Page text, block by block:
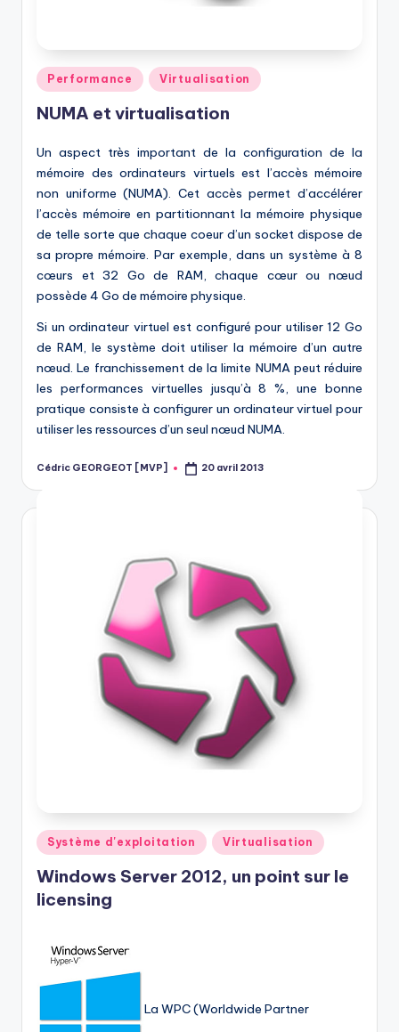
Posted
in
Performance Virtualisation
NUMA et virtualisation
Un aspect très important de la configuration de la
mémoire des ordinateurs virtuels est l’accès mémoire
non uniforme (NUMA). Cet accès permet d’accélérer
l’accès mémoire en partitionnant la mémoire physique
de telle sorte que chaque coeur d’un socket dispose de
sa propre mémoire. Par exemple, dans un système à 8
cœurs et 32 Go de RAM, chaque cœur ou nœud
possède 4 Go de mémoire physique.
Si un ordinateur virtuel est configuré pour utiliser 12 Go
de RAM, le système doit utiliser la mémoire d’un autre
nœud. Le franchissement de la limite NUMA peut réduire
les performances virtuelles jusqu’à 8 %, une bonne
pratique consiste à configurer un ordinateur virtuel pour
utiliser les ressources d’un seul nœud NUMA.
Posted
Cédric GEORGEOT [MVP] 20 avril 2013
Posted
in
Système d'exploitation Virtualisation
Windows Server 2012, un point sur le
licensing
La WPC (Worldwide Partner